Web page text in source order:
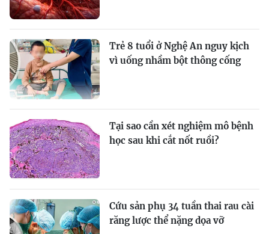
Trẻ 8 tuổi ở Nghệ An nguy kịch
vì uống nhầm bột thông cống
Tại sao cần xét nghiệm mô bệnh
học sau khi cắt nốt ruồi?
Cứu sản phụ 34 tuần thai rau cài
răng lược thể nặng dọa vỡ